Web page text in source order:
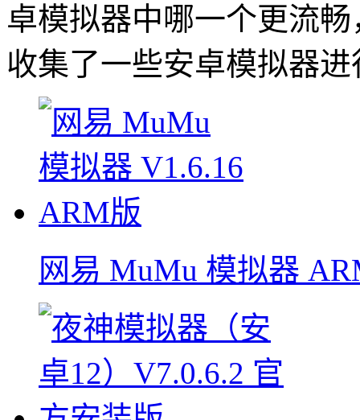
卓模拟器中哪一个更流
收集了一些安卓模拟器
网易 MuMu 模拟器